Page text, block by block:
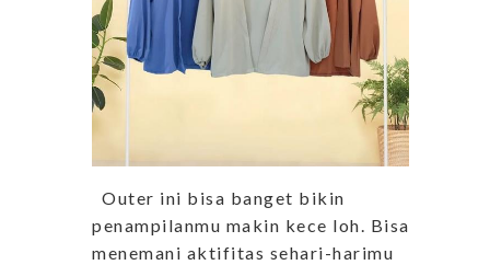
Outer ini bisa banget bikin
penampilanmu makin kece loh. Bisa
menemani aktifitas sehari-harimu